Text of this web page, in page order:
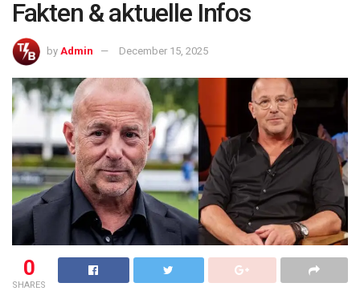
Fakten & aktuelle Infos
by Admin December 15, 2025
0
SHARES